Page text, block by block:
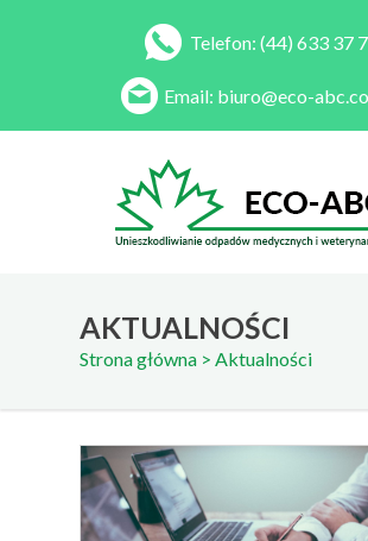
Telefon: (44) 633 37
Email: biuro@eco-
AKTUALNOŚCI
Strona główna> Aktualności